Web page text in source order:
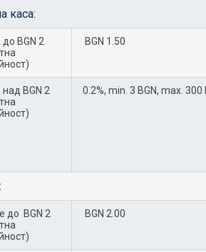
каса:
BGN 2
BGN 1.50
BGN 2
0.2%, min. 3 BGN, max. 300
до BGN 2
BGN 2.00